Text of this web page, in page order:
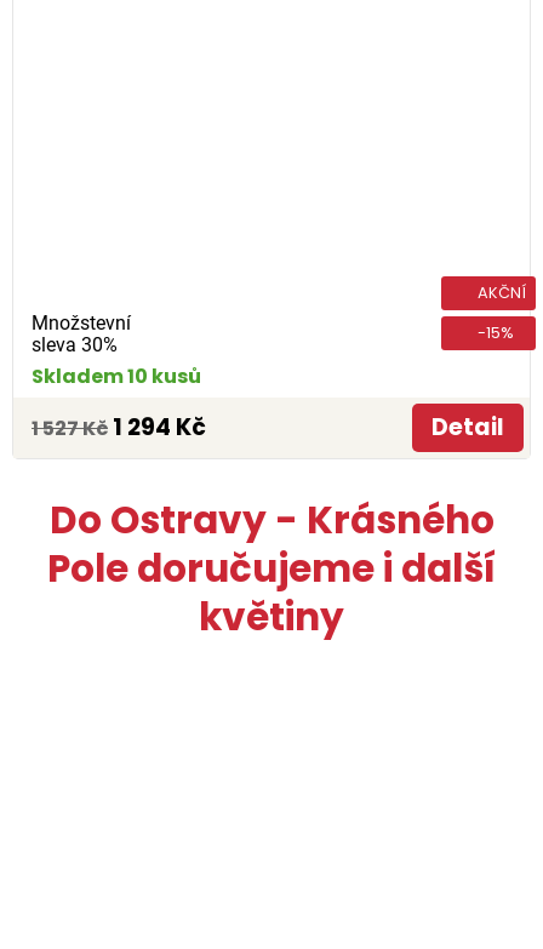
Množstevní
sleva 30%
AKČNÍ
-15%
Skladem 10 kusů
1 527 Kč 1 294 Kč Detail
Do Ostravy - Krásného
Pole doručujeme i další
květiny